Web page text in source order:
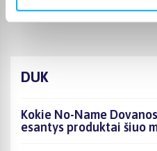
DUK
Kokie No-Name
esantys produktai šiuo